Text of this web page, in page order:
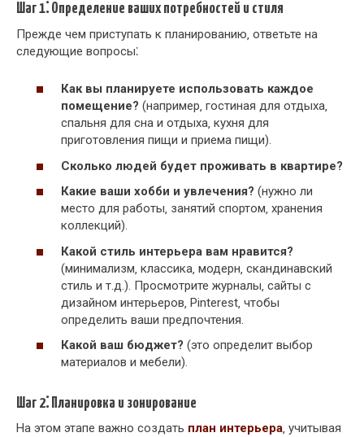
Шаг 1⁚ Определение ваших потребностей и стиля
Прежде чем приступать к планированию‚ ответьте на
следующие вопросы⁚
Как вы планируете использовать каждое
помещение? (например‚ гостиная для отдыха‚
спальня для сна и отдыха‚ кухня для
приготовления пищи и приема пищи).
Сколько людей будет проживать в квартире?
Какие ваши хобби и увлечения? (нужно ли
место для работы‚ занятий спортом‚ хранения
коллекций).
Какой стиль интерьера вам нравится?
(минимализм‚ классика‚ модерн‚ скандинавский
стиль и т.д.). Просмотрите журналы‚ сайты с
дизайном интерьеров‚ Pinterest‚ чтобы
определить ваши предпочтения.
Какой ваш бюджет? (это определит выбор
материалов и мебели).
Шаг 2⁚ Планировка и зонирование
На этом этапе важно создать план интерьера‚ учитывая